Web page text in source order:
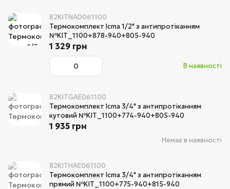
82KITNAD061100
Термокомплект Icma 1/2" з антипротіканням
№KIT_1100+878-940+805-940
В наявності
1 329 грн
82KITGAE061100
Термокомплект Icma 3/4" з антипротіканням
кутовий №KIT_1100+774-940+805-940
Немає в наявності
1 935 грн
82KITHAE061100
Термокомплект Icma 3/4" з антипротіканням
прямий №KIT_1100+775-940+815-940